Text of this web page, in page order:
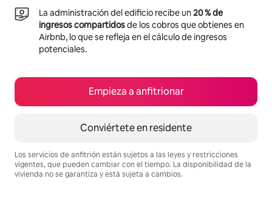
La administración del edificio recibe un20 % de
ingresos compartidosde los cobros que obtienes en
Airbnb, lo que se refleja en el cálculo de ingresos
potenciales.
Empieza a anfitrionar
Conviértete en residente
Los servicios de anfitrión están sujetos a las leyes y restricciones
vigentes, que pueden cambiar con el tiempo. La disponibilidad de la
vivienda no se garantiza y está sujeta a cambios.